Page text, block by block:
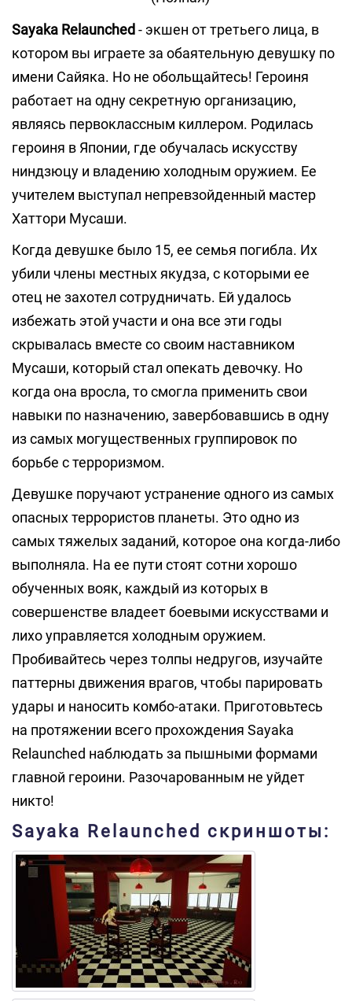
Sayaka Relaunched - экшен от третьего лица, в
котором вы играете за обаятельную девушку по
имени Сайяка. Но не обольщайтесь! Героиня
работает на одну секретную организацию,
являясь первоклассным киллером. Родилась
героиня в Японии, где обучалась искусству
ниндзюцу и владению холодным оружием. Ее
учителем выступал непревзойденный мастер
Хаттори Мусаши.
Когда девушке было 15, ее семья погибла. Их
убили члены местных якудза, с которыми ее
отец не захотел сотрудничать. Ей удалось
избежать этой участи и она все эти годы
скрывалась вместе со своим наставником
Мусаши, который стал опекать девочку. Но
когда она вросла, то смогла применить свои
навыки по назначению, завербовавшись в одну
из самых могущественных группировок по
борьбе с терроризмом.
Девушке поручают устранение одного из самых
опасных террористов планеты. Это одно из
самых тяжелых заданий, которое она когда-либо
выполняла. На ее пути стоят сотни хорошо
обученных вояк, каждый из которых в
совершенстве владеет боевыми искусствами и
лихо управляется холодным оружием.
Пробивайтесь через толпы недругов, изучайте
паттерны движения врагов, чтобы парировать
удары и наносить комбо-атаки. Приготовьтесь
на протяжении всего прохождения Sayaka
Relaunched наблюдать за пышными формами
главной героини. Разочарованным не уйдет
никто!
Sayaka Relaunched скриншоты: